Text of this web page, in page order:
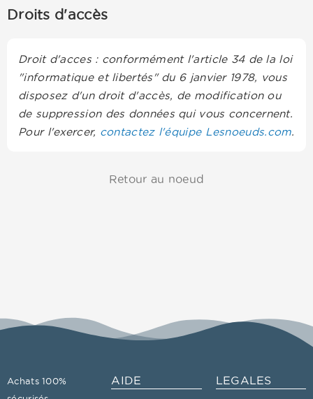
Droits d'accès
Droit d'acces : conformément l'article 34 de la loi
"informatique et libertés" du 6 janvier 1978, vous
disposez d'un droit d'accès, de modification ou
de suppression des données qui vous concernent.
Pour l'exercer, contactez l'équipe Lesnoeuds.com.
Retour au noeud
Achats 100%
AIDE LEGALES